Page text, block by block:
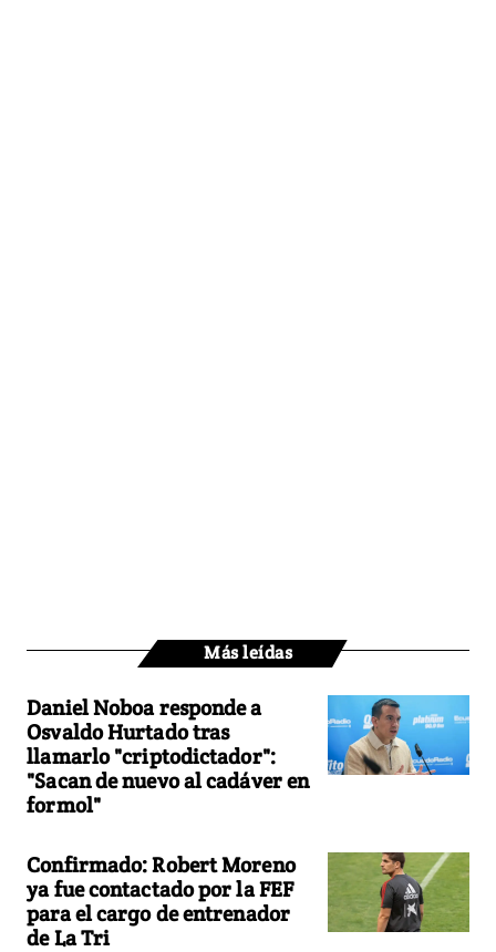
Más leídas
Daniel Noboa responde a
Osvaldo Hurtado tras
llamarlo "criptodictador":
"Sacan de nuevo al cadáver en
formol"
Confirmado: Robert Moreno
ya fue contactado por la FEF
para el cargo de entrenador
de La Tri